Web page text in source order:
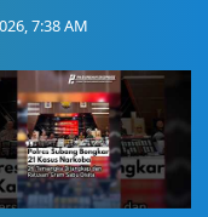
7:38 AM